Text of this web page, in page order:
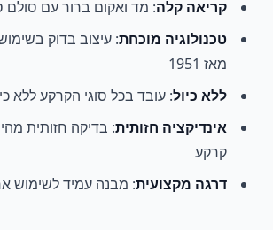
קריאה קלה: מד ואקום ברור עם סולם
טכנולוגיה מוכחת: עיצוב בדוק
מאז 1951
ללא כיול: עובד בכל סוגי הקרקע ללא
אינדיקציה חזותית: בדיקה חזותית
קרקע
דרגה מקצועית: מבנה עמיד לשימוש